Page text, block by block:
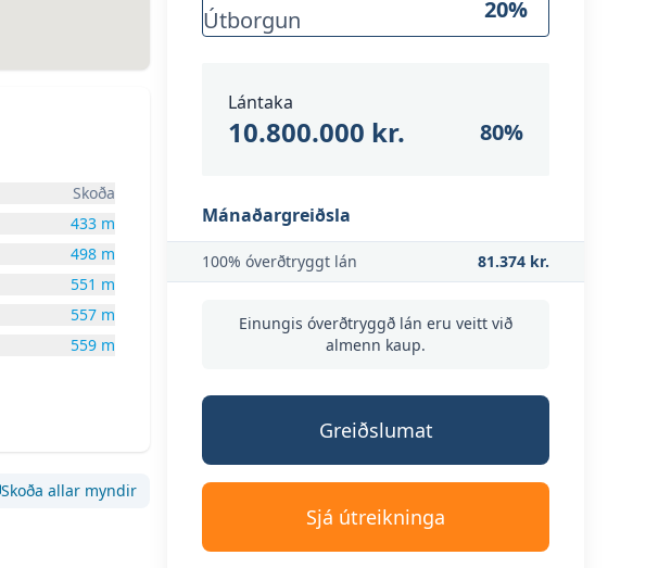
Skoða
433 m
498 m
551 m
557 m
559 m
Skoða allar myndir
Mynd 1
Útborgun 20%
Lántaka
10.800.000 kr. 80%
Mánaðargreiðsla
100% óverðtryggt lán 81.374 kr.
Einungis óverðtryggð lán eru veitt við
almenn kaup.
Greiðslumat
Sjá útreikninga